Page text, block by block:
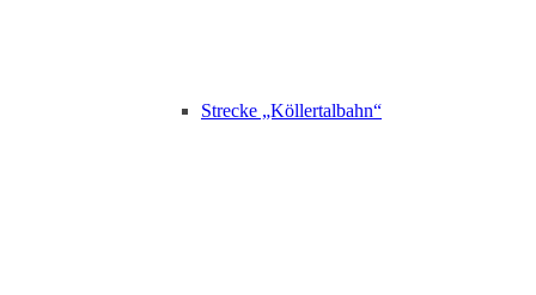
Strecke „Köllertalbahn“